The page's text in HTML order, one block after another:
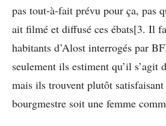
pas tout-à-fait prévu pour ça, pas
ait filmé et diffusé ces ébats[3. Il
habitants d’Alost interrogés par
seulement ils estiment qu’il s’agit
mais ils trouvent plutôt
bourgmestre soit une femme